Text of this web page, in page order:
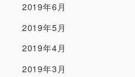
2019年6月
2019年5月
2019年4月
2019年3月